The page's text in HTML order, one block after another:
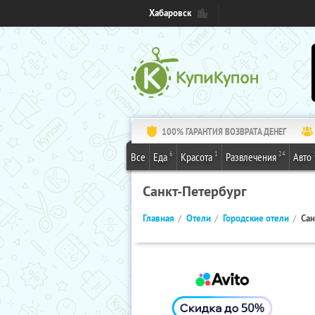
Хабаровск
100% ГАРАНТИЯ ВОЗВРАТА ДЕНЕГ
Все Еда 6 Красота 1 Развлечения 24 Авто
Санкт-Петербург
Главная Отели Городские отели